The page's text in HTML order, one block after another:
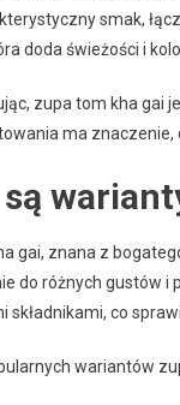
smak,
doda świeżości i
zupa tom kha gai
ma
gai, znana z
do różnych gustów i
składnikami, co
wariantów